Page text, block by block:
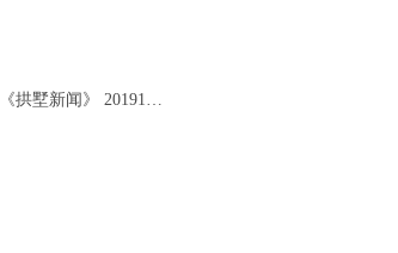
《拱墅新闻》 20191122